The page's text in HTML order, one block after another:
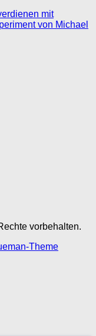
mit
von Michael
vorbehalten.
Theme